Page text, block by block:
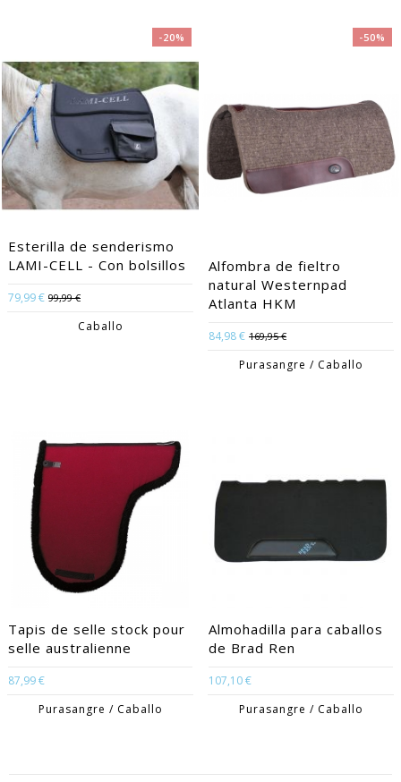
-20%
Esterilla de senderismo
LAMI-CELL - Con bolsillos
79,99 € 99,99 €
Caballo
-50%
Alfombra de fieltro
natural Westernpad
Atlanta HKM
84,98 € 169,95 €
Purasangre / Caballo
Tapis de selle stock pour
selle australienne
87,99 €
Purasangre / Caballo
Almohadilla para caballos
de Brad Ren
107,10 €
Purasangre / Caballo